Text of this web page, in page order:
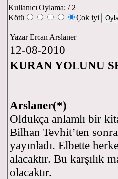
Kullanıcı Oylama: / 2
Kötü
Çok iyi
Yazar Ercan Arslaner
12-08-2010
KURAN YOLUNU
Arslaner(*)
Oldukça anlamlı bir
Bilhan Tevhit’ten
yayınladı. Elbette
alacaktır. Bu karşılık
olacaktır.